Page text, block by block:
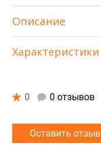
Описание
Характеристики
0 0 отзывов
Оставить отзыв